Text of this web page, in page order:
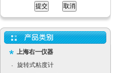
上海右一仪器
·
旋转式粘度计